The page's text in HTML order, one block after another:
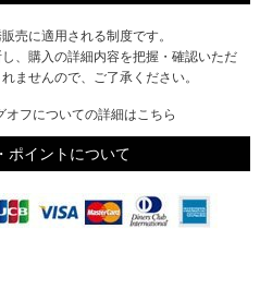
売に適用される制度です。
、購入の詳細内容を把握・確認いただ
ませんので、ご了承ください。
オフについての詳細はこちら
ポイントについて